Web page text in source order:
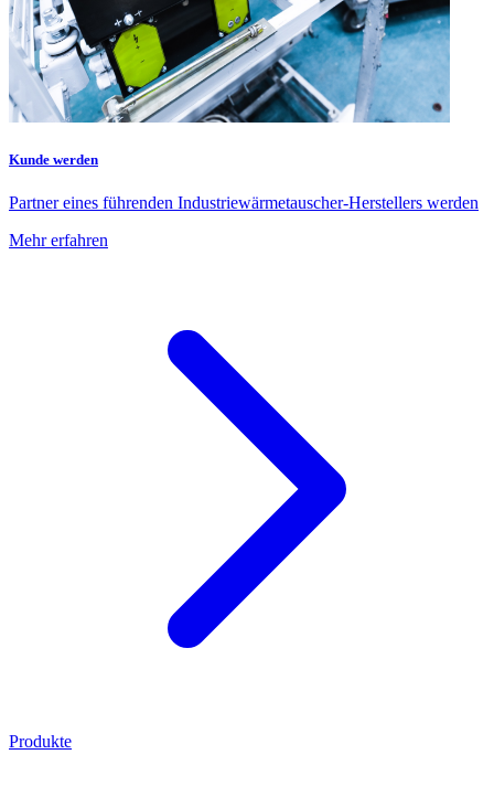
Kunde werden
Partner eines führenden Industriewärmetauscher-Herstellers werden
Mehr erfahren
Produkte